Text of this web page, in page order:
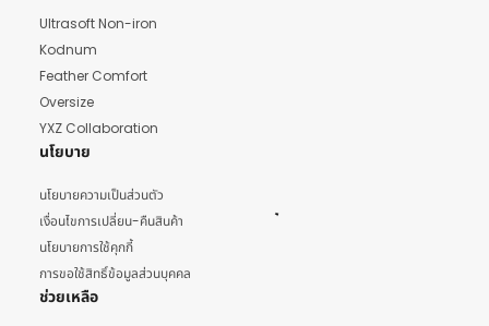
Ultrasoft Non-iron
Kodnum
Feather Comfort
Oversize
YXZ Collaboration
นโยบาย
นโยบายความเป็นส่วนตัว
เงื่อนไขการเปลี่ยน-คืนสินค้า
นโยบายการใช้คุกกี้
การขอใช้สิทธิ์ข้อมูลส่วนบุคคล
ช่วยเหลือ